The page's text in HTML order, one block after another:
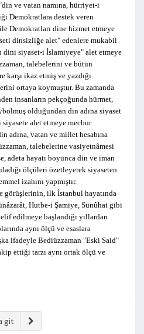
ve vatan namına, hürriyet-i
Demokratlara destek veren
Demokratları dine hizmet etmeye
dinsizliğe alet" edenlere mukabil
dini siyaset-i İslamiyeye" alet etmeye
talebelerini ve bütün
karşı ikaz etmiş ve yazdığı
ortaya koymuştur. Bu zamanda
insanların pekçoğunda hürmet,
olduğundan din adına siyaset
alet etmeye mecbur
adına, vatan ve millet hesabına
talebelerine vasiyetnâmesi
adeta hayatı boyunca din ve iman
ölçüleri özetleyerek siyaseten
izahını yapmıştır.
görüşlerinin, ilk İstanbul hayatında
Hutbe-i Şamiye, Sünûhat gibi
edilmeye başlandığı yıllardan
aynı ölçü ve esaslara
ifadeyle Bediüzzaman "Eski Said"
ettiği tarzı aynı ortak ölçü ve